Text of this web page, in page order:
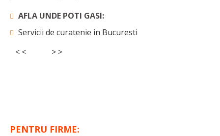
AFLA UNDE POTI GASI:
Servicii de curatenie in Bucuresti
< <
> >
PENTRU FIRME: